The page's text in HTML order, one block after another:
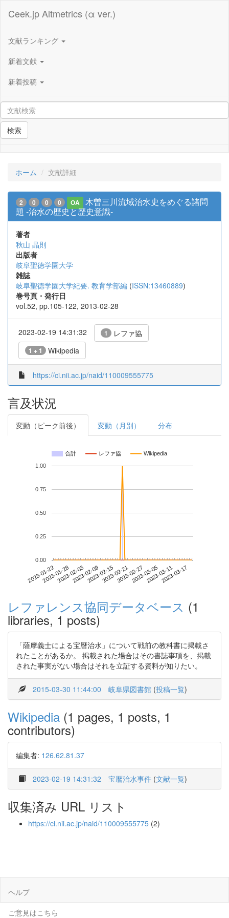
Ceek.jp Altmetrics (α ver.)
文献ランキング
新着文献
新着投稿
検索
ホーム 文献詳細
2 0 0 0 OA
木曽三川流域治水史をめぐる諸問
題 -治水の歴史と歴史意識-
著者
秋山 晶則
出版者
岐阜聖徳学園大学
雑誌
岐阜聖徳学園大学紀要. 教育学部編 (ISSN:13460889)
巻号頁・発行日
vol.52, pp.105-122, 2013-02-28
2023-02-19 14:31:32 1 レファ協
1 + 1 Wikipedia
https://ci.nii.ac.jp/naid/110009555775
言及状況
変動（ピーク前後） 変動（月別） 分布
合計 レファ協 Wikipedia
2023-01-222023-01-282023-02-032023-02-092023-02-152023-02-212023-02-272023-03-052023-03-112023-03-17
0.00
0.25
0.50
0.75
1.00
レファレンス協同データベース (1
libraries, 1 posts)
「薩摩義士による宝暦治水」について戦前の教科書に掲載さ
れたことがあるか。 掲載された場合はその書誌事項を、掲載
された事実がない場合はそれを立証する資料が知りたい。
2015-03-30 11:44:00 岐阜県図書館 (投稿一覧)
Wikipedia (1 pages, 1 posts, 1
contributors)
編集者: 126.62.81.37
2023-02-19 14:31:32 宝暦治水事件 (文献一覧)
収集済み URL リスト
https://ci.nii.ac.jp/naid/110009555775 (2)
ヘルプ
ご意見はこちら